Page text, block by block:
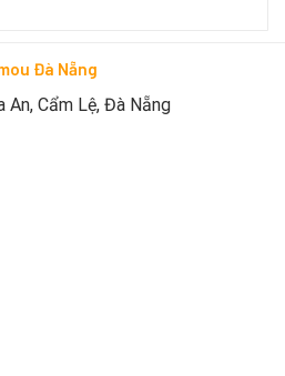
Đà Nẵng
An, Cẩm Lệ, Đà Nẵng